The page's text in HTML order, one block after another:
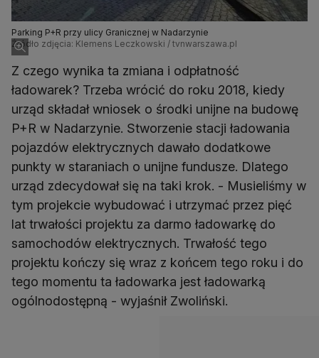
Parking P+R przy ulicy Granicznej w Nadarzynie
Źródło zdjęcia: Klemens Leczkowski / tvnwarszawa.pl
Z czego wynika ta zmiana i odpłatność
ładowarek? Trzeba wrócić do roku 2018, kiedy
urząd składał wniosek o środki unijne na budowę
P+R w Nadarzynie. Stworzenie stacji ładowania
pojazdów elektrycznych dawało dodatkowe
punkty w staraniach o unijne fundusze. Dlatego
urząd zdecydował się na taki krok. - Musieliśmy w
tym projekcie wybudować i utrzymać przez pięć
lat trwałości projektu za darmo ładowarkę do
samochodów elektrycznych. Trwałość tego
projektu kończy się wraz z końcem tego roku i do
tego momentu ta ładowarka jest ładowarką
ogólnodostępną - wyjaśnił Zwoliński.